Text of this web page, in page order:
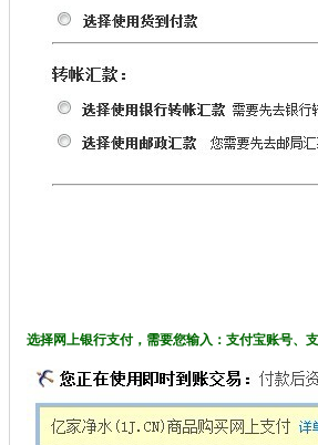
选择网上银行支付，需要您输入： 支付宝账号、